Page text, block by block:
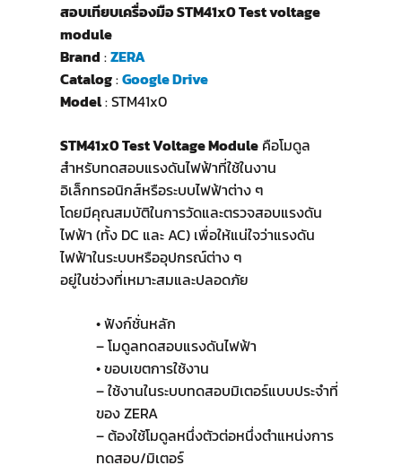
สอบเทียบเครื่องมือ STM41x0 Test voltage
module
Brand :ZERA
Catalog:Google Drive
Model: STM41x0
STM41x0 Test Voltage Moduleคือโมดูล
สำหรับทดสอบแรงดันไฟฟ้าที่ใช้ในงาน
อิเล็กทรอนิกส์หรือระบบไฟฟ้าต่าง ๆ
โดยมีคุณสมบัติในการวัดและตรวจสอบแรงดัน
ไฟฟ้า (ทั้ง DC และ AC) เพื่อให้แน่ใจว่าแรงดัน
ไฟฟ้าในระบบหรืออุปกรณ์ต่าง ๆ
อยู่ในช่วงที่เหมาะสมและปลอดภัย
• ฟังก์ชั่นหลัก
– โมดูลทดสอบแรงดันไฟฟ้า
• ขอบเขตการใช้งาน
– ใช้งานในระบบทดสอบมิเตอร์แบบประจำที่
ของ ZERA
– ต้องใช้โมดูลหนึ่งตัวต่อหนึ่งตำแหน่งการ
ทดสอบ/มิเตอร์